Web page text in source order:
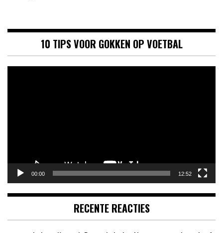
10 TIPS VOOR GOKKEN OP VOETBAL
00:00 12:52
RECENTE REACTIES